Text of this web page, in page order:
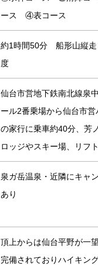
ース ④表コース
約1時間50分 船形山縦走
度
仙台市営地下鉄南北線泉
ール2番乗場から仙台市
の家行に乗車約40分、芳
ロッジやスキー場、リフ
泉ガ岳温泉・近隣にキャ
あり
頂上からは仙台平野が一
完備されておりハイキン